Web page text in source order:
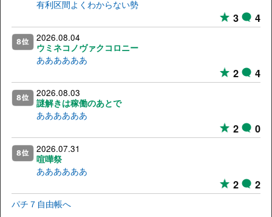
有利区間よくわからない勢
3 4
2026.08.04
ウミネコノヴァクコロニー
ああああああ
2 4
2026.08.03
謎解きは稼働のあとで
ああああああ
2 0
2026.07.31
喧嘩祭
ああああああ
2 2
パチ７自由帳へ